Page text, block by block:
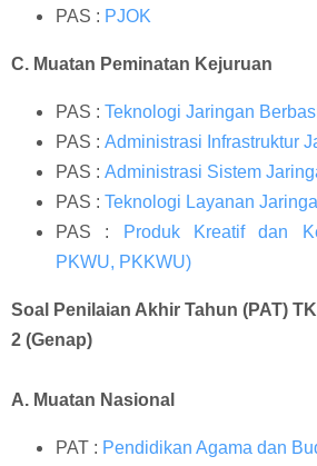
PAS : PJOK
C. Muatan Peminatan Kejuruan
PAS : Teknologi Jaringan
PAS : Administrasi Infrastruktur
PAS : Administrasi Sistem
PAS : Teknologi Layanan
PAS :
Produk Kreatif dan
PKWU, PKKWU)
Soal Penilaian Akhir Tahun (PAT)
2 (Genap)
A. Muatan Nasional
PAT : Pendidikan Agama dan